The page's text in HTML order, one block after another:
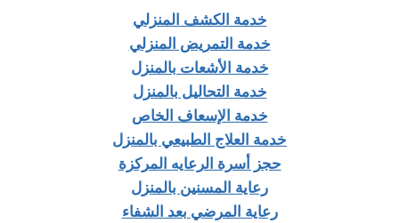
خدمة الكشف المنزلي
خدمة التمريض المنزلي
خدمة الأشعات بالمنزل
خدمة التحاليل بالمنزل
خدمة الإسعاف الخاص
خدمة العلاج الطبيعي بالمنزل
حجز أسرة الرعايه المركزة
رعاية المسنين بالمنزل
رعاية المرضي بعد الشفاء